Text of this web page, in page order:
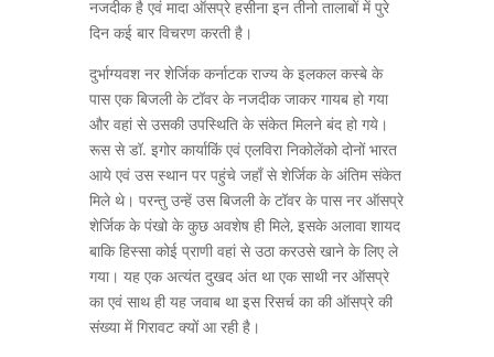
नजदीक है एवं मादा ऑसप्रे हसीना इन तीनो तालाबों में पुरे
दिन कई बार विचरण करती है।
दुर्भाग्यवश नर शेर्जिक कर्नाटक राज्य के इलकल कस्बे के
पास एक बिजली के टॉवर के नजदीक जाकर गायब हो गया
और वहां से उसकी उपस्थिति के संकेत मिलने बंद हो गये।
रूस से डॉ. इगोर कार्याकिं एवं एलविरा निकोलेंको दोनों भारत
आये एवं उस स्थान पर पहुंचे जहाँ से शेर्जिक के अंतिम संकेत
मिले थे। परन्तु उन्हें उस बिजली के टॉवर के पास नर ऑसप्रे
शेर्जिक के पंखो के कुछ अवशेष ही मिले, इसके अलावा शायद
बाकि हिस्सा कोई प्राणी वहां से उठा करउसे खाने के लिए ले
गया। यह एक अत्यंत दुखद अंत था एक साथी नर ऑसप्रे
का एवं साथ ही यह जवाब था इस रिसर्च का की ऑसप्रे की
संख्या में गिरावट क्यों आ रही है।